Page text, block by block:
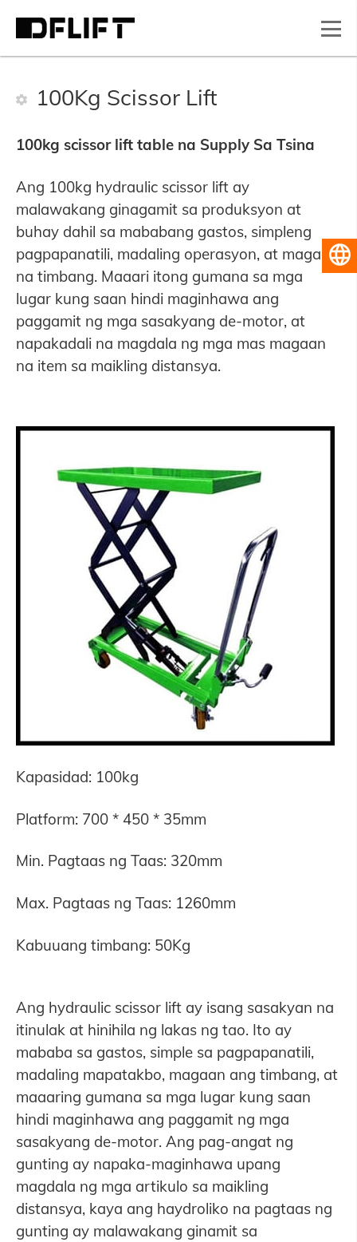
100Kg Scissor Lift
100kg scissor lift table na Supply Sa Tsina
Ang 100kg hydraulic scissor lift ay
malawakang ginagamit sa produksyon at
buhay dahil sa mababang gastos, simpleng
pagpapanatili, madaling operasyon, at magaan
na timbang. Maaari itong gumana sa mga
lugar kung saan hindi maginhawa ang
paggamit ng mga sasakyang de-motor, at
napakadali na magdala ng mga mas magaan
na item sa maikling distansya.
Kapasidad: 100kg
Platform: 700 * 450 * 35mm
Min. Pagtaas ng Taas: 320mm
Max. Pagtaas ng Taas: 1260mm
Kabuuang timbang: 50Kg
Ang hydraulic scissor lift ay isang sasakyan na
itinulak at hinihila ng lakas ng tao. Ito ay
mababa sa gastos, simple sa pagpapanatili,
madaling mapatakbo, magaan ang timbang, at
maaaring gumana sa mga lugar kung saan
hindi maginhawa ang paggamit ng mga
sasakyang de-motor. Ang pag-angat ng
gunting ay napaka-maginhawa upang
magdala ng mga artikulo sa maikling
distansya, kaya ang haydroliko na pagtaas ng
gunting ay malawakang ginamit sa
Pilipino